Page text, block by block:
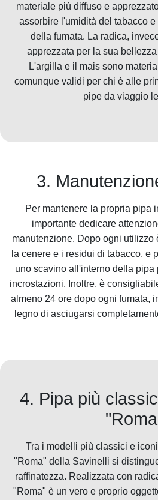
materiale più diffuso e
assorbire l'umidità del tabacco
della fumata. La radica,
apprezzata per la sua
L'argilla e il mais sono
comunque validi per chi è alle
pipe da viaggio
3.
Per mantenere la propria pipa
importante dedicare
manutenzione. Dopo ogni utilizzo
la cenere e i residui di tabacco, e
uno scavino all'interno della pipa
incrostazioni. Inoltre, è
almeno 24 ore dopo ogni fumata,
legno di asciugarsi
4. Pipa più
Tra i modelli più classici e
"Roma" della Savinelli si
raffinatezza. Realizzata con
"Roma" è un vero e proprio